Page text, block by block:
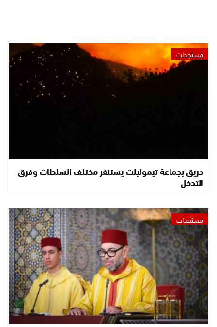
مستجدات
حريق بجماعة تيموليلت يستنفر مختلف السلطات وفرق
التدخل
مستجدات